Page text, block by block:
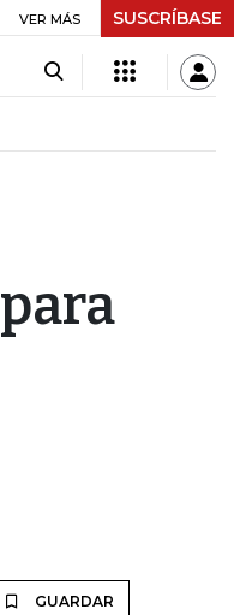
UVR $ 416,86 +$ 0,05 +0,01%
VER MÁS SUSCRÍBASE
GUARDAR